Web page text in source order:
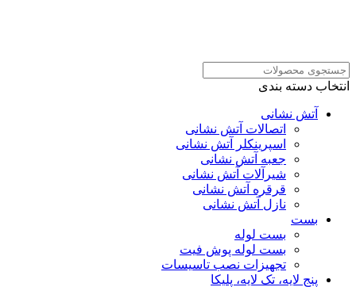
انتخاب دسته بندی
آتش نشانی
اتصالات آتش نشانی
اسپرینکلر آتش نشانی
جعبه آتش نشانی
شیرآلات آتش نشانی
قرقره آتش نشانی
نازل آتش نشانی
بست
بست لوله
بست لوله پوش فیت
تجهیزات نصب تاسیسات
پنج لایه، تک لایه، پلیکا